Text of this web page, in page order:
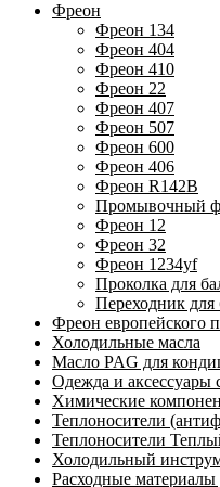
Фреон
Фреон 134
Фреон 404
Фреон 410
Фреон 22
Фреон 407
Фреон 507
Фреон 600
Фреон 406
Фреон R142B
Промывочный
Фреон 12
Фреон 32
Фреон 1234yf
Проколка для
Переходник для
Фреон европейского
Холодильные масла
Масло PAG для
Одежда и
Химические
Теплоносители
Теплоносители
Холодильный
Расходные